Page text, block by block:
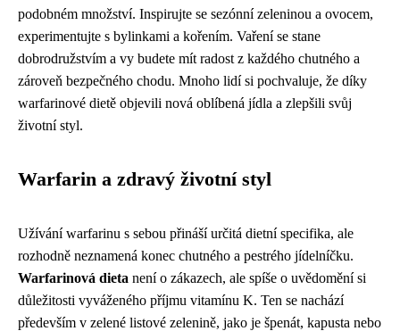
podobném množství. Inspirujte se sezónní zeleninou a ovocem,
experimentujte s bylinkami a kořením. Vaření se stane
dobrodružstvím a vy budete mít radost z každého chutného a
zároveň bezpečného chodu. Mnoho lidí si pochvaluje, že díky
warfarinové dietě objevili nová oblíbená jídla a zlepšili svůj
životní styl.
Warfarin a zdravý životní styl
Užívání warfarinu s sebou přináší určitá dietní specifika, ale
rozhodně neznamená konec chutného a pestrého jídelníčku.
Warfarinová dieta není o zákazech, ale spíše o uvědomění si
důležitosti vyváženého příjmu vitamínu K. Ten se nachází
především v zelené listové zelenině, jako je špenát, kapusta nebo